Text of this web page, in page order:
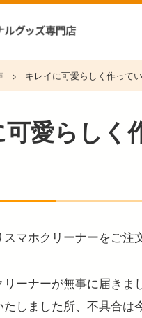
> キレイに可愛らしく作って
愛らしく
マホクリーナーをご注
ーナーが無事に届きま
しました所、不具合は